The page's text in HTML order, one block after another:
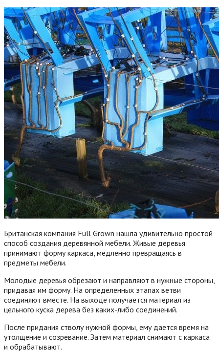
Британская компания Full Grown нашла удивительно простой
способ создания деревянной мебели. Живые деревья
принимают форму каркаса, медленно превращаясь в
предметы мебели.
Молодые деревья обрезают и направляют в нужные стороны,
придавая им форму. На определенных этапах ветви
соединяют вместе. На выходе получается материал из
цельного куска дерева без каких-либо соединений.
После придания стволу нужной формы, ему дается время на
утолщение и созревание. Затем материал снимают с каркаса
и обрабатывают.